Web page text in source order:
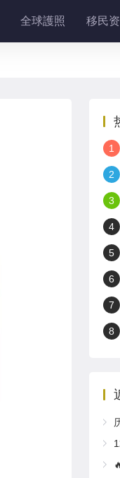
全球護照 移民
1
2
3
4
5
6
7
8